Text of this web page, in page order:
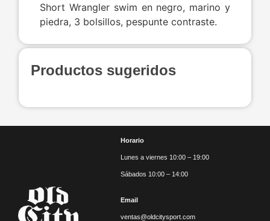
Short Wrangler swim en negro, marino y
piedra, 3 bolsillos, pespunte contraste.
Productos sugeridos
Horario
Lunes a viernes 10:00 – 19:00
Sábados 10:00 – 14:00
Email
ventas@oldcitysport.com